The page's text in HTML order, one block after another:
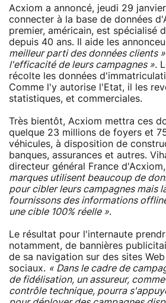
Acxiom a annoncé, jeudi 29
connecter à la base de données
premier, américain, est spécialisé
depuis 40 ans. Il aide les
meilleur parti des données clients »
l'efficacité de leurs campagnes ».
récolte les données
Comme l'y autorise l'Etat, il les
statistiques, et commerciales.
Très bientôt, Acxiom mettra ces
quelque 23 millions de foyers et
véhicules, à disposition de
banques, assurances et autres.
directeur général France
marques utilisent beaucoup de
pour cibler leurs campagnes mais
fournissons des informations
une cible 100% réelle ».
Le résultat pour l'internaute
notamment, de bannières
de sa navigation sur des sites
sociaux. « Dans le cadre de
de fidélisation, un assureur,
contrôle technique, pourra